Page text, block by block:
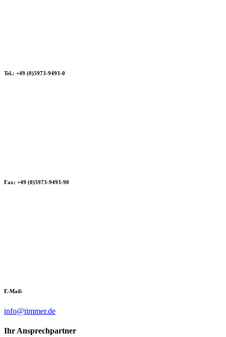
Tel.: +49 (0)5973-9493-0
Fax: +49 (0)5973-9493-90
E-Mail:
info@timmer.de
Ihr Ansprechpartner